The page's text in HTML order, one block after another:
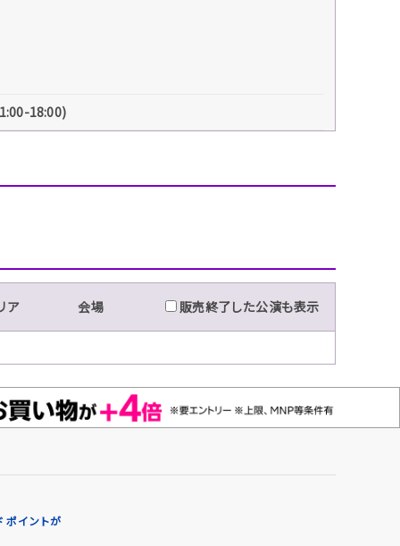
18:00)
ア 会場 販売終了した公演も表示
ポイントが